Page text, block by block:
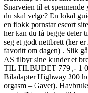
Snarveien til et
du skal velge? En lokal
en flokk pornstar escort
her kan du få begge deler
seg et godt nettbrett (her
favoritt om dagen) . Slik
AS tilbyr sine kunder et
TIL TILBUDET 779 ,- 1
Biladapter Highway 200
orgasm – Gaver).